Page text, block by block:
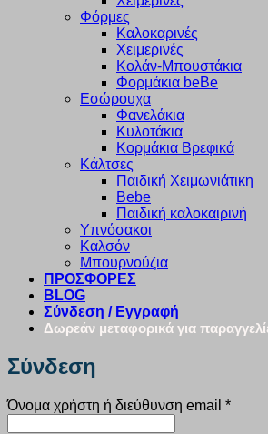
Φόρμες
Καλοκαρινές
Χειμερινές
Κολάν-Μπουστάκια
Φορμάκια beBe
Εσώρουχα
Φανελάκια
Κυλοτάκια
Κορμάκια Βρεφικά
Κάλτσες
Παιδική Χειμωνιάτικη
Bebe
Παιδική καλοκαιρινή
Υπνόσακοι
Καλσόν
Μπουρνούζια
ΠΡΟΣΦΟΡΕΣ
BLOG
Σύνδεση / Εγγραφή
Δωρεάν μεταφορικά για
Σύνδεση
Όνομα χρήστη ή διεύθυνση email *